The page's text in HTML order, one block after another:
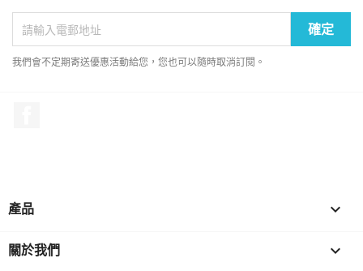
我們會不定期寄送優惠活動給您，您也可以隨時取消訂閱。
產品 
關於我們 